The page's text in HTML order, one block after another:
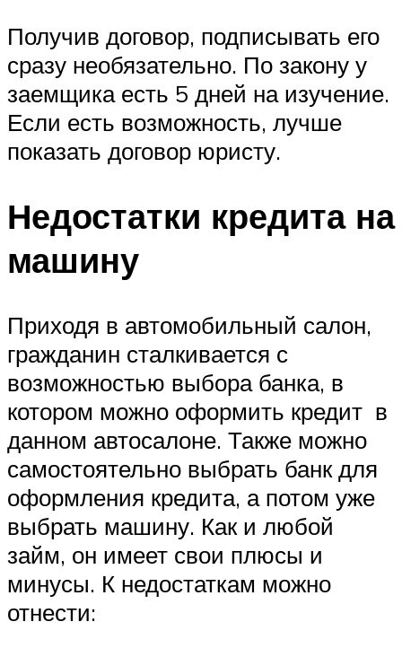
Получив договор, подписывать его
сразу необязательно. По закону у
заемщика есть 5 дней на изучение.
Если есть возможность, лучше
показать договор юристу.
Недостатки кредита на
машину
Приходя в автомобильный салон,
гражданин сталкивается с
возможностью выбора банка, в
котором можно оформить кредит в
данном автосалоне. Также можно
самостоятельно выбрать банк для
оформления кредита, а потом уже
выбрать машину. Как и любой
займ, он имеет свои плюсы и
минусы. К недостаткам можно
отнести: